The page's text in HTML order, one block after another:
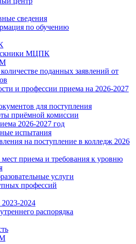
сведения
по обучению
МЦПК
поданных заявлений от
и профессии приема на 2026-2027
для поступления
приёмной комиссии
2026-2027 год
испытания
на поступление в колледж 2026
мест приема и требования к уровню
услуги
профессий
2024
распорядка